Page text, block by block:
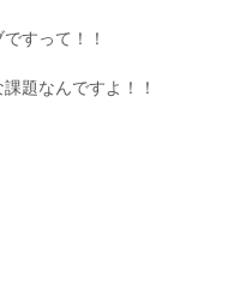
すって！！
題なんですよ！！